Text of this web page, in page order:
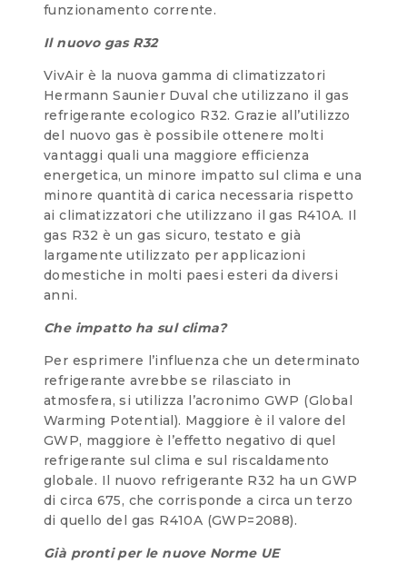
funzionamento corrente.
Il nuovo gas R32
VivAir è la nuova gamma di climatizzatori
Hermann Saunier Duval che utilizzano il gas
refrigerante ecologico R32. Grazie all’utilizzo
del nuovo gas è possibile ottenere molti
vantaggi quali una maggiore efficienza
energetica, un minore impatto sul clima e una
minore quantità di carica necessaria rispetto
ai climatizzatori che utilizzano il gas R410A. Il
gas R32 è un gas sicuro, testato e già
largamente utilizzato per applicazioni
domestiche in molti paesi esteri da diversi
anni.
Che impatto ha sul clima?
Per esprimere l’influenza che un determinato
refrigerante avrebbe se rilasciato in
atmosfera, si utilizza l’acronimo GWP (Global
Warming Potential). Maggiore è il valore del
GWP, maggiore è l’effetto negativo di quel
refrigerante sul clima e sul riscaldamento
globale. Il nuovo refrigerante R32 ha un GWP
di circa 675, che corrisponde a circa un terzo
di quello del gas R410A (GWP=2088).
Già pronti per le nuove Norme UE